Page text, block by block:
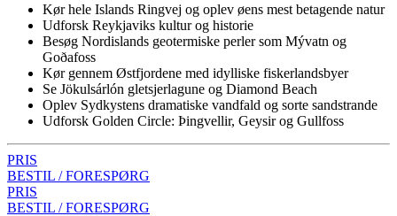
Kør hele Islands Ringvej og oplev øens mest betagende natur
Udforsk Reykjaviks kultur og historie
Besøg Nordislands geotermiske perler som Mývatn og
Goðafoss
Kør gennem Østfjordene med idylliske fiskerlandsbyer
Se Jökulsárlón gletsjerlagune og Diamond Beach
Oplev Sydkystens dramatiske vandfald og sorte sandstrande
Udforsk Golden Circle: Þingvellir, Geysir og Gullfoss
PRIS
BESTIL / FORESPØRG
PRIS
BESTIL / FORESPØRG